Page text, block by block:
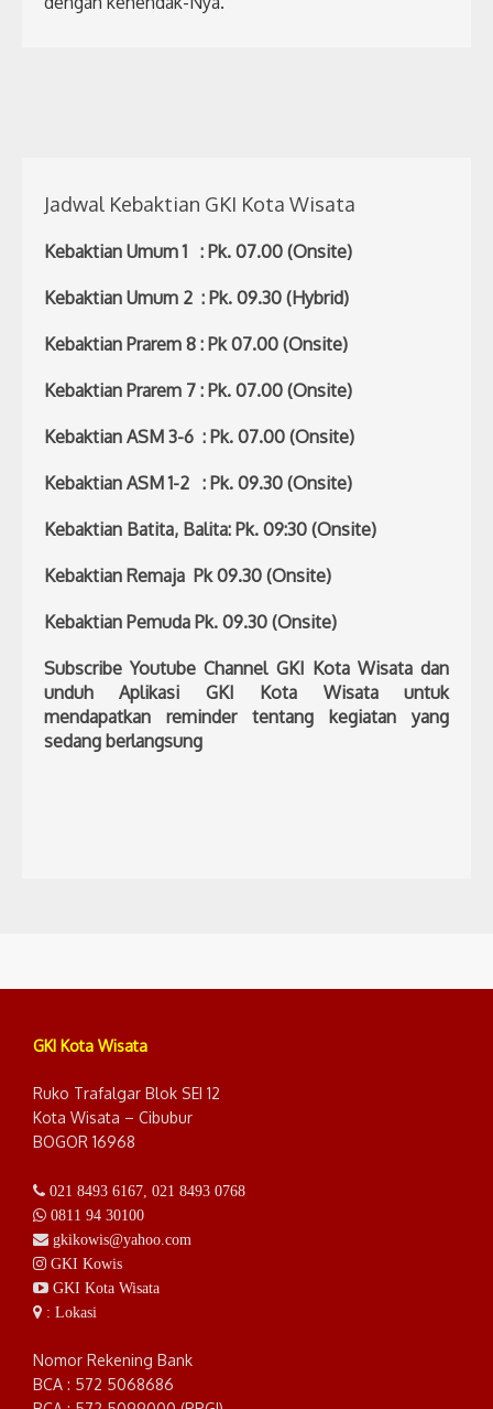
Jadwal Kebaktian GKI Kota Wisata
Kebaktian Umum 1 : Pk. 07.00 (Onsite)
Kebaktian Umum 2 : Pk. 09.30 (Hybrid)
Kebaktian Prarem 8 : Pk 07.00 (Onsite)
Kebaktian Prarem 7 : Pk. 07.00 (Onsite)
Kebaktian ASM 3-6 : Pk. 07.00 (Onsite)
Kebaktian ASM 1-2 : Pk. 09.30 (Onsite)
Kebaktian Batita, Balita: Pk. 09:30 (Onsite)
Kebaktian Remaja Pk 09.30 (Onsite)
Kebaktian Pemuda Pk. 09.30 (Onsite)
Subscribe Youtube Channel GKI Kota Wisata dan
unduh Aplikasi GKI Kota Wisata untuk
mendapatkan reminder tentang kegiatan yang
sedang berlangsung
GKI Kota Wisata
Ruko Trafalgar Blok SEI 12
Kota Wisata – Cibubur
BOGOR 16968
021 8493 6167 021 8493 0768
0811 94 30100
gkikowis@yahoo.com
GKI Kowis
GKI Kota Wisata
: Lokasi
Nomor Rekening Bank
BCA : 572 5068686